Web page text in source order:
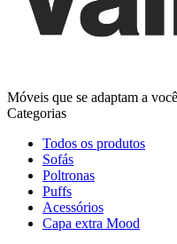
Móveis que se adaptam a
Categorias
Todos os produtos
Sofás
Poltronas
Puffs
Acessórios
Capa extra Mood